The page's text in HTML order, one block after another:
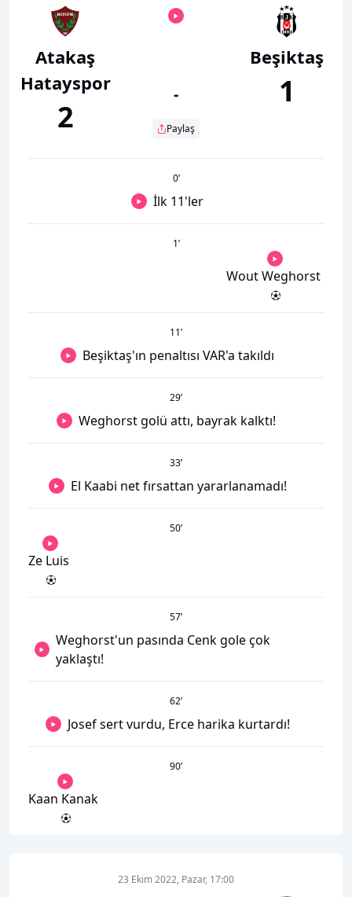
Atakaş
Hatayspor
2
-
Paylaş
Beşiktaş
1
0’
İlk 11'ler
1’
Wout Weghorst
11’
Beşiktaş'ın penaltısı VAR'a takıldı
29’
Weghorst golü attı, bayrak kalktı!
33’
El Kaabi net fırsattan yararlanamadı!
50’
Ze Luis
57’
Weghorst'un pasında Cenk gole çok
yaklaştı!
62’
Josef sert vurdu, Erce harika kurtardı!
90’
Kaan Kanak
23 Ekim 2022, Pazar, 17:00